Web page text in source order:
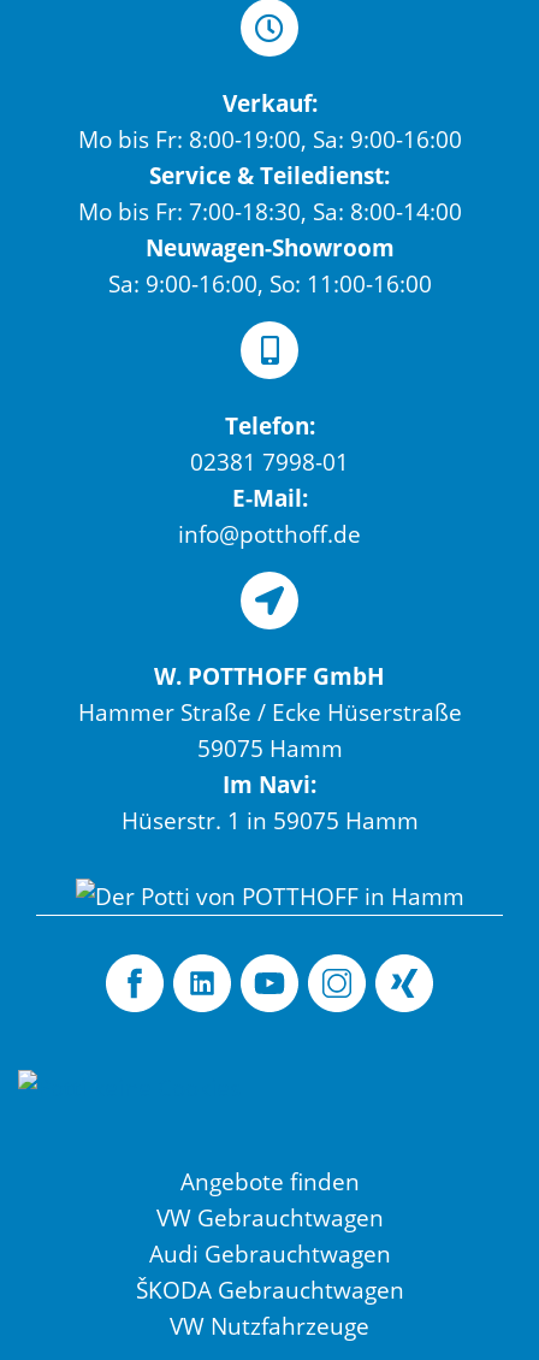
Verkauf:
Mo bis Fr: 8:00-19:00, Sa: 9:00-16:00
Service & Teiledienst:
Mo bis Fr: 7:00-18:30, Sa: 8:00-14:00
Neuwagen-Showroom
Sa: 9:00-16:00, So: 11:00-16:00
Telefon:
02381 7998-01
E-Mail:
info@potthoff.de
W. POTTHOFF GmbH
Hammer Straße / Ecke Hüserstraße
59075 Hamm
Im Navi:
Hüserstr. 1 in 59075 Hamm
Angebote finden
VW Gebrauchtwagen
Audi Gebrauchtwagen
ŠKODA Gebrauchtwagen
VW Nutzfahrzeuge